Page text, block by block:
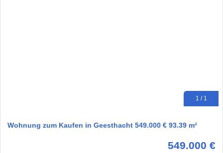
1 / 1
Wohnung zum Kaufen in Geesthacht 549.000 € 93.39 m²
549.000 €